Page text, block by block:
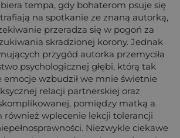
tempa, gdy bohaterom psuje się
na spotkanie ze znaną autorką,
przeradza się w pogoń za
skradzionej korony. Jednak
przygód autorka przemyciła
psychologicznej głębi, którą tak
emocje wzbudził we mnie świetnie
relacji partnerskiej oraz
pomiędzy matką a
również wplecenie lekcji tolerancji
Niezwykle ciekawe